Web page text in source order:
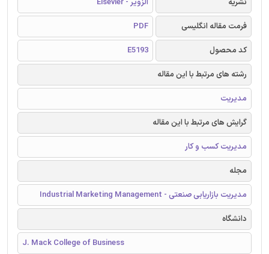
فرمت مقاله انگلیسی
PDF
کد محصول
E5193
رشته های مرتبط با این مقاله
مدیریت
گرایش های مرتبط با این مقاله
مدیریت کسب و کار
مجله
مدیریت بازاریابی صنعتی - Industrial Marketing Management
دانشگاه
J. Mack College of Business